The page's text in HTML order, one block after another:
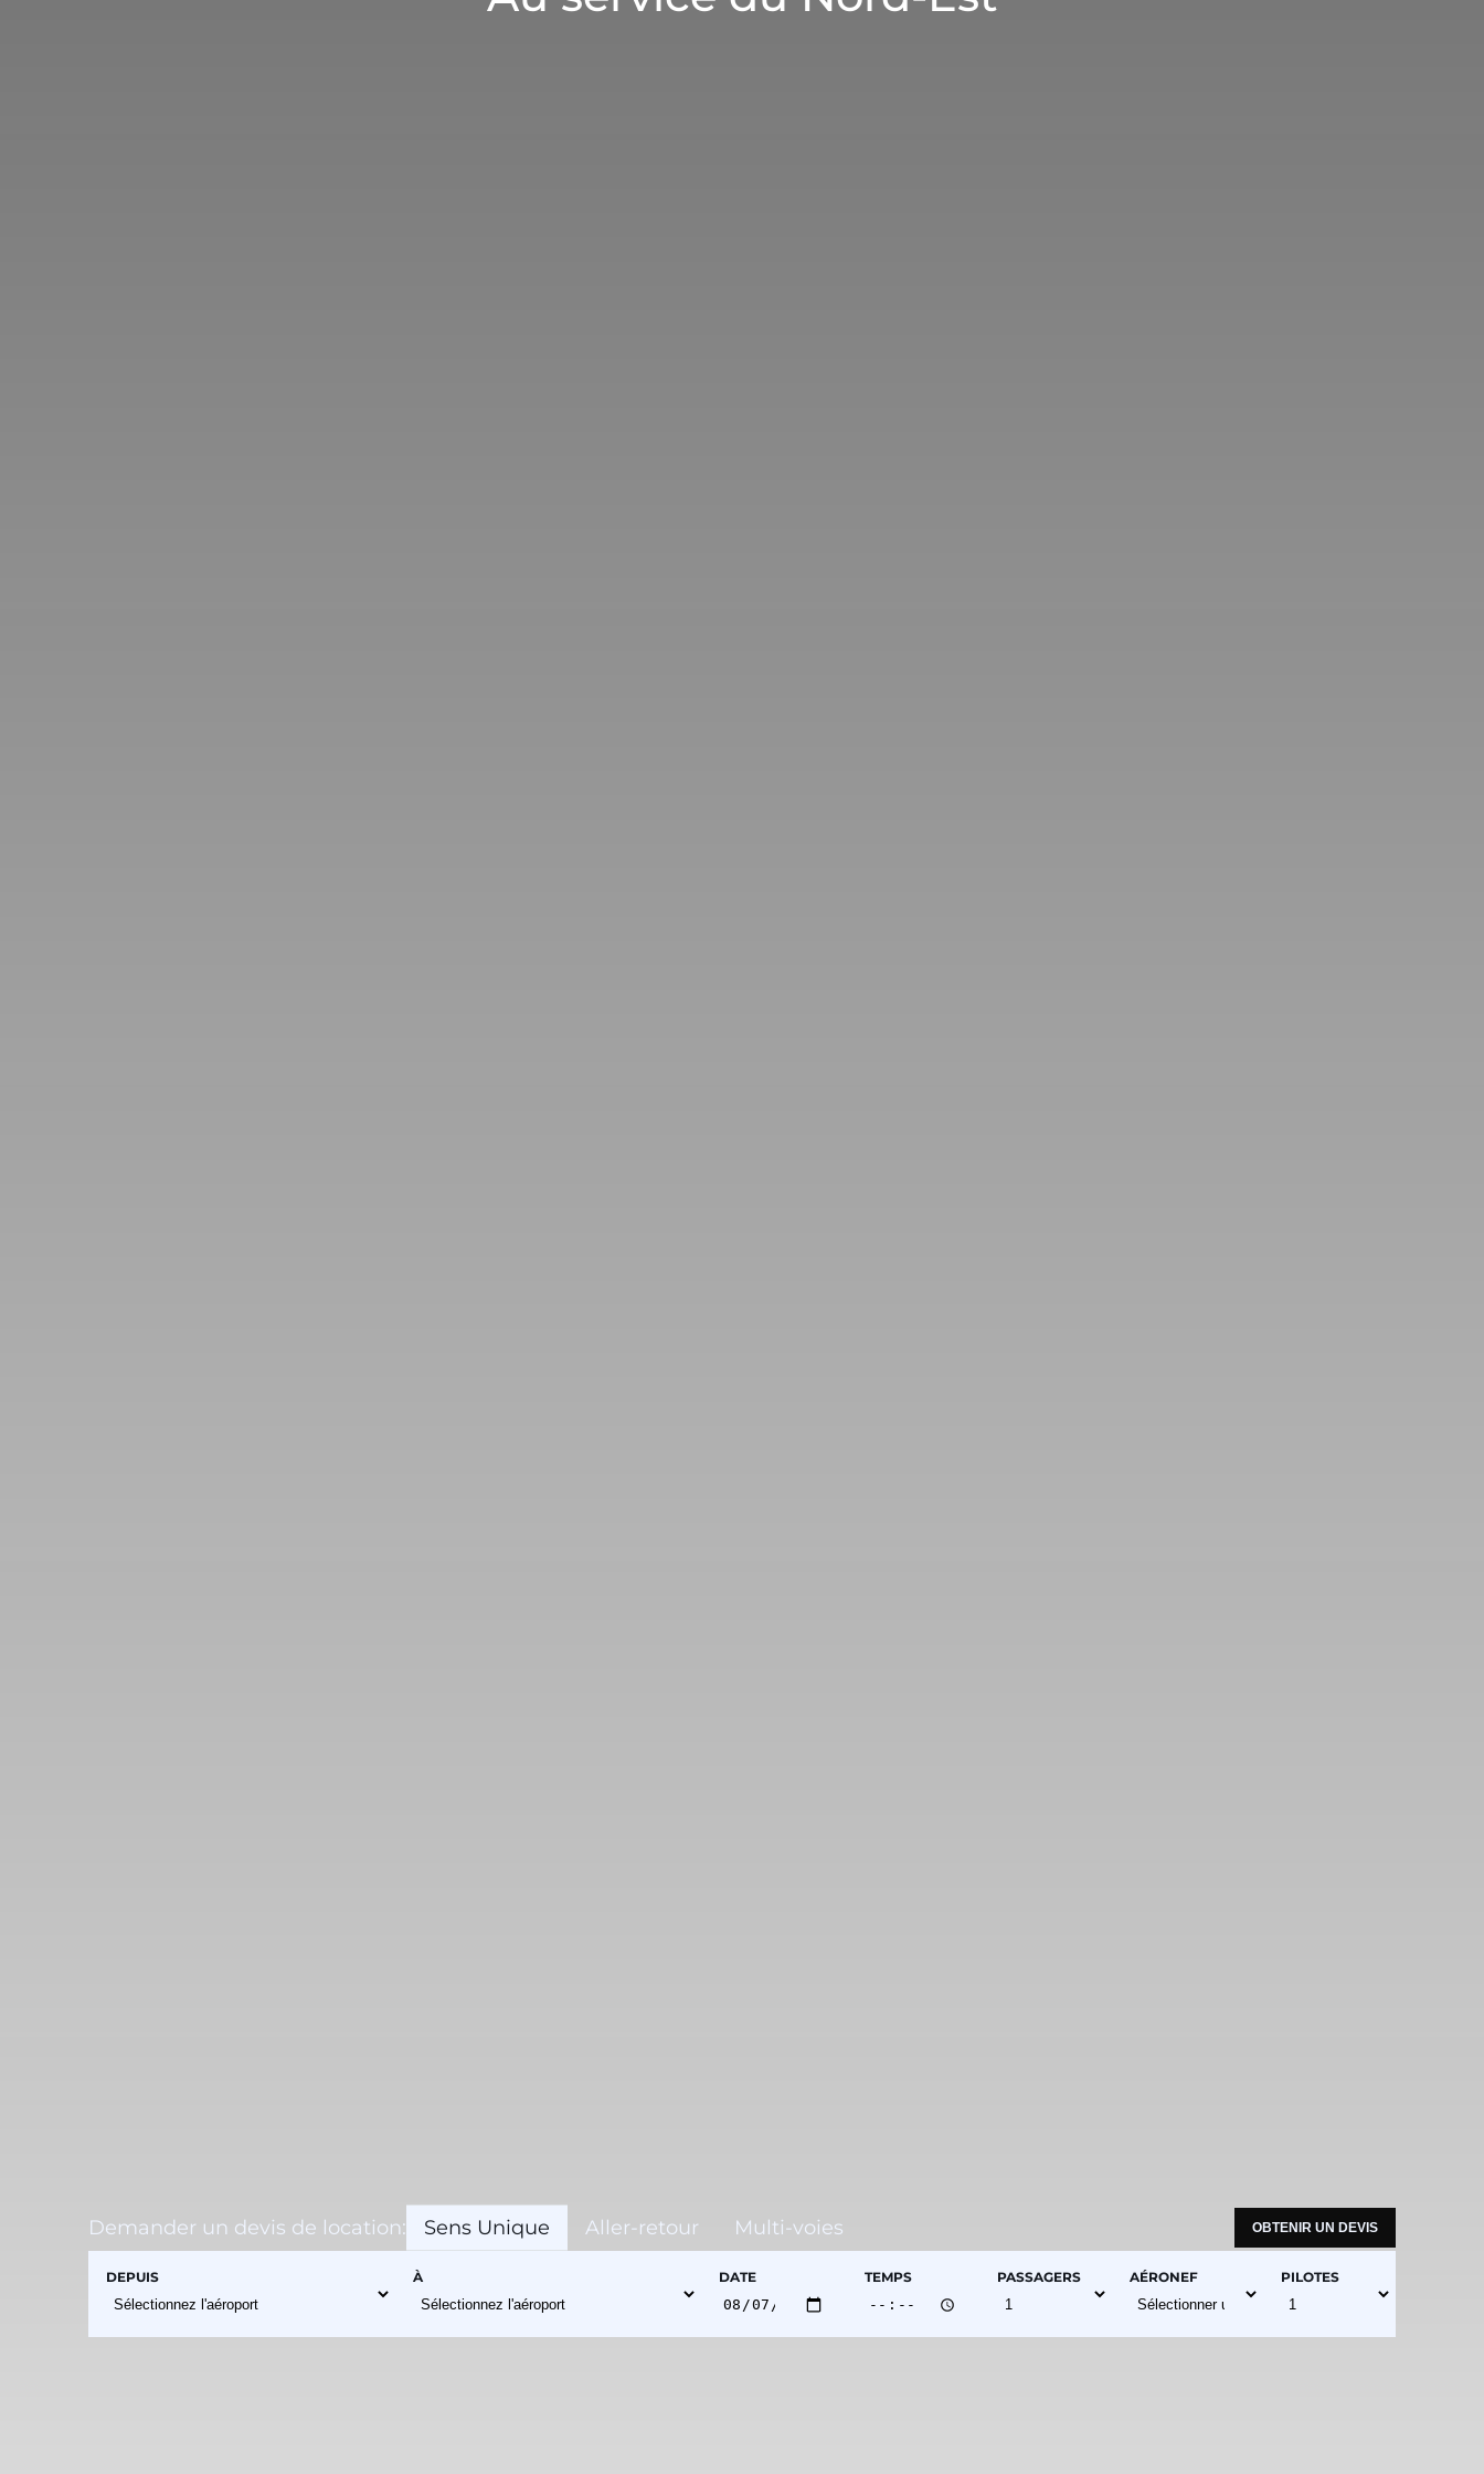
Demander un devis de location: Sens Unique Aller-retour Multi-voies
DEPUIS À DATE TEMPS PASSAGERS AÉRONEF PILOTES